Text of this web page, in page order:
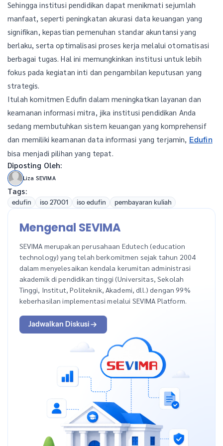
Sehingga institusi pendidikan dapat menikmati sejumlah
manfaat, seperti peningkatan akurasi data keuangan yang
signifikan, kepastian pemenuhan standar akuntansi yang
berlaku, serta optimalisasi proses kerja melalui otomatisasi
berbagai tugas. Hal ini memungkinkan institusi untuk lebih
fokus pada kegiatan inti dan pengambilan keputusan yang
strategis.
Itulah komitmen Edufin dalam meningkatkan layanan dan
keamanan informasi mitra, jika institusi pendidikan Anda
sedang membutuhkan sistem keuangan yang komprehensif
dan memiliki keamanan data informasi yang terjamin, Edufin
bisa menjadi pilihan yang tepat.
Diposting Oleh:
Liza SEVIMA
Tags:
edufin iso 27001 iso edufin pembayaran kuliah
Mengenal SEVIMA
SEVIMA merupakan perusahaan Edutech (education
technology) yang telah berkomitmen sejak tahun 2004
dalam menyelesaikan kendala kerumitan administrasi
akademik di pendidikan tinggi (Universitas, Sekolah
Tinggi, Institut, Politeknik, Akademi, dll.) dengan 99%
keberhasilan implementasi melalui SEVIMA Platform.
Jadwalkan Diskusi